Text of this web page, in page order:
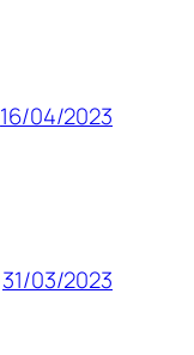
16/04/2023
31/03/2023